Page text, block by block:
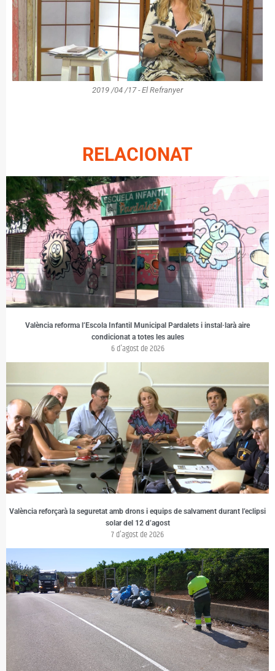
2019 /04 /17 - El Refranyer
RELACIONAT
València reforma l’Escola Infantil Municipal Pardalets i instal·larà aire
condicionat a totes les aules
6 d'agost de 2026
València reforçarà la seguretat amb drons i equips de salvament durant l’eclipsi
solar del 12 d’agost
7 d'agost de 2026